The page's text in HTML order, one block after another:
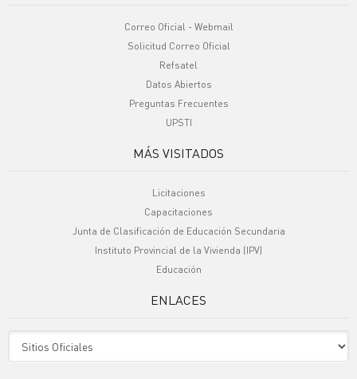
Correo Oficial - Webmail
Solicitud Correo Oficial
Refsatel
Datos Abiertos
Preguntas Frecuentes
UPSTI
MÁS VISITADOS
Licitaciones
Capacitaciones
Junta de Clasificación de Educación Secundaria
Instituto Provincial de la Vivienda (IPV)
Educación
ENLACES